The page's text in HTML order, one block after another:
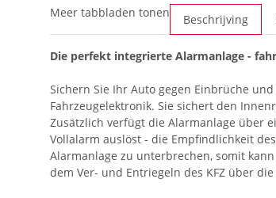
Meer tabbladen tonen Beschrijving
Die perfekt integrierte Alarmanlage -
Sichern Sie Ihr Auto gegen Einbrüche
Fahrzeugelektronik. Sie sichert den
Zusätzlich verfügt die Alarmanlage über
Vollalarm auslöst - die Empfindlichkeit
Alarmanlage zu unterbrechen, somit
dem Ver- und Entriegeln des KFZ über